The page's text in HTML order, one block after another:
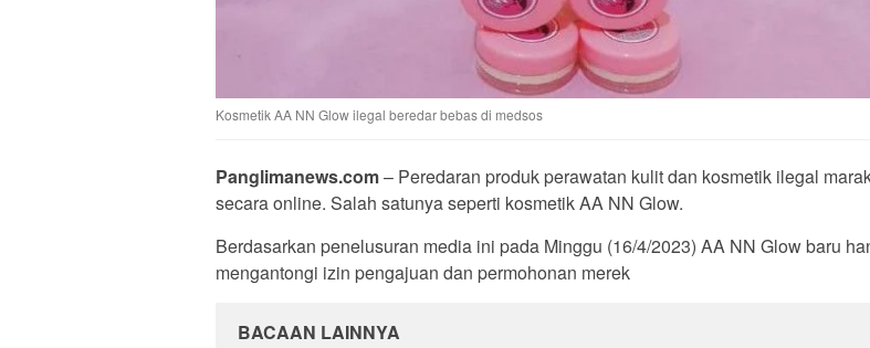
Kosmetik AA NN Glow ilegal beredar bebas di medsos
Panglimanews.com– Peredaran produk perawatan kulit dan kosmetik ilegal
secara online. Salah satunya seperti kosmetik AA NN Glow.
Berdasarkan penelusuran media ini pada Minggu (16/4/2023) AA NN Glow baru
mengantongi izin pengajuan dan permohonan merek
BACAAN LAINNYA